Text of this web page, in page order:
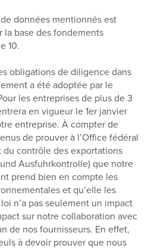
données mentionnés est
la base des fondements
10.
obligations de diligence dans
a été adoptée par le
les entreprises de plus de 3
en vigueur le 1er janvier
entreprise. À compter de
de prouver à l’Office fédéral
du contrôle des exportations
Ausfuhrkontrolle) que notre
prend bien en compte les
et qu’elle les
n’a pas seulement un impact
sur notre collaboration avec
de nos fournisseurs. En effet,
à devoir prouver que nous